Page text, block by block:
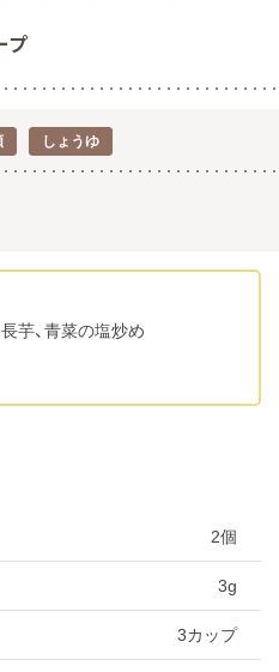
プ
しょうゆ
芋、青菜の塩炒め
2個
3g
3カップ